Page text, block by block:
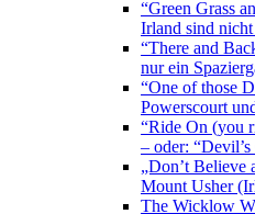
“Green Grass
Irland sind
“There and
nur ein
“One of those
Powerscourt
“Ride On (you
– oder:
„Don’t Believe
Mount Usher
The Wicklow